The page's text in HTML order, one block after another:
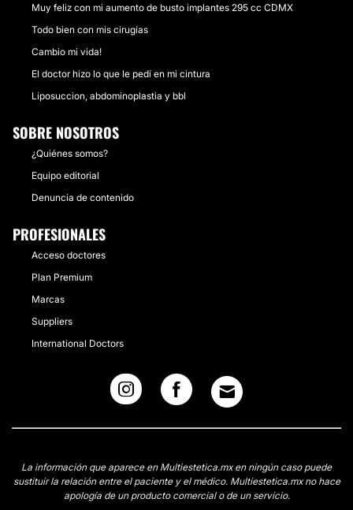
Muy feliz con mi aumento de busto implantes 295 cc CDMX
Todo bien con mis cirugías
Cambio mi vida!
El doctor hizo lo que le pedí en mi cintura
Liposuccion, abdominoplastia y bbl
SOBRE NOSOTROS
¿Quiénes somos?
Equipo editorial
Denuncia de contenido
PROFESIONALES
Acceso doctores
Plan Premium
Marcas
Suppliers
International Doctors
La información que aparece en Multiestetica.mx en ningún caso puede
sustituir la relación entre el paciente y el médico. Multiestetica.mx no hace
apología de un producto comercial o de un servicio.